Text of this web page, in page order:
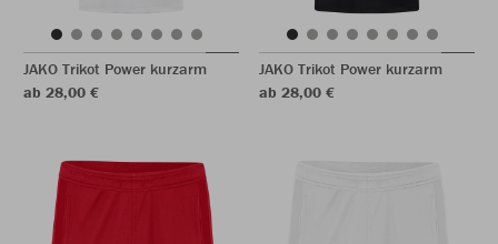
JAKO Trikot Power kurzarm
ab 28,00 €
JAKO Trikot Power kurzarm
ab 28,00 €